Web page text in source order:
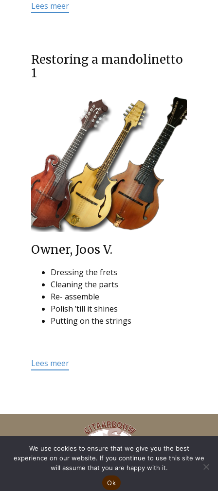
Lees meer
Restoring a mandolinetto
1
Owner, Joos V.
Dressing the frets
Cleaning the parts
Re- assemble
Polish ’till it shines
Putting on the strings
Lees meer
We use cookies to ensure that we give you the best
experience on our website. If you continue to use this site we
will assume that you are happy with it.
Ok